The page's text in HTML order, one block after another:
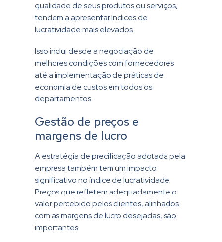
qualidade de seus produtos ou serviços,
tendem a apresentar índices de
lucratividade mais elevados.
Isso inclui desde a negociação de
melhores condições com fornecedores
até a implementação de práticas de
economia de custos em todos os
departamentos.
Gestão de preços e
margens de lucro
A estratégia de precificação adotada pela
empresa também tem um impacto
significativo no índice de lucratividade.
Preços que refletem adequadamente o
valor percebido pelos clientes, alinhados
com as margens de lucro desejadas, são
importantes.